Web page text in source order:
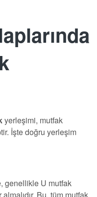
yerleşimi, mutfak
İşte doğru yerleşim
genellikle U mutfak
almalıdır. Bu, tüm mutfak